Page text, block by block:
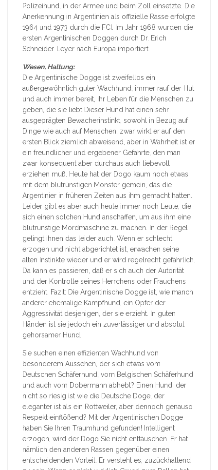
Polizeihund, in der Armee und beim Zoll einsetzte. Die
Anerkennung in Argentinien als offizielle Rasse erfolgte
1964 und 1973 durch die FCI. Im Jahr 1968 wurden die
ersten Argentinischen Doggen durch Dr. Erich
Schneider-Leyer nach Europa importiert.
Wesen, Haltung:
Die Argentinische Dogge ist zweifellos ein
außergewöhnlich guter Wachhund, immer rauf der Hut
und auch immer bereit, ihr Leben für die Menschen zu
geben, die sie liebt Dieser Hund hat einen sehr
ausgeprägten Bewacherinstinkt, sowohl in Bezug auf
Dinge wie auch auf Menschen. zwar wirkt er auf den
ersten Blick ziemlich abweisend, aber in Wahrheit ist er
ein freundlicher und ergebener Gefährte, den man
zwar konsequent aber durchaus auch liebevoll
erziehen muß. Heute hat der Dogo kaum noch etwas
mit dem blutrünstigen Monster gemein, das die
Argentinier in früheren Zeiten aus ihm gemacht hatten.
Leider gibt es aber auch heute immer noch Leute, die
sich einen solchen Hund anschaffen, um aus ihm eine
blutrünstige Mordmaschine zu machen. In der Regel
gelingt ihnen das leider auch. Wenn er schlecht
erzogen und nicht abgerichtet ist, erwachen seine
alten Instinkte wieder und er wird regelrecht gefährlich.
Da kann es passieren, daß er sich auch der Autorität
und der Kontrolle seines Herrchens oder Frauchens
entzieht. Fazit: Die Argentinische Dogge ist, wie manch
anderer ehemalige Kampfhund, ein Opfer der
Aggressivität desjenigen, der sie erzieht. In guten
Händen ist sie jedoch ein zuverlässiger und absolut
gehorsamer Hund.
Sie suchen einen effizienten Wachhund von
besonderem Aussehen, der sich etwas vom
Deutschen Schäferhund, vom Belgischen Schäferhund
und auch vom Dobermann abhebt? Einen Hund, der
nicht so riesig ist wie die Deutsche Doge, der
eleganter ist als ein Rottweiler, aber dennoch genauso
Respekt einflößend? Mit der Argentinischen Dogge
haben Sie Ihren Traumhund gefunden! Intelligent
erzogen, wird der Dogo Sie nicht enttäuschen. Er hat
nämlich den anderen Rassen gegenüber einen
entscheidenden Vorteil: Er versteht es, zuzückhaltend